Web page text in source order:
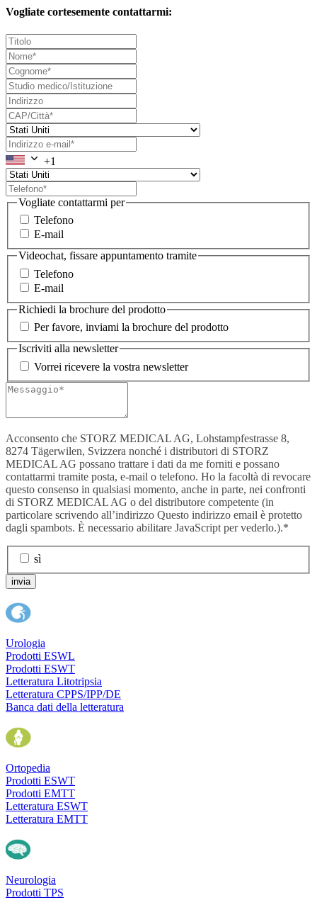
Vogliate cortesemente contattarmi:
+1
Vogliate contattarmi per
Telefono
E-mail
Videochat, fissare appuntamento tramite
Telefono
E-mail
Richiedi la brochure del prodotto
Per favore, inviami la brochure del prodotto
Iscriviti alla newsletter
Vorrei ricevere la vostra newsletter
Acconsento che STORZ MEDICAL AG, Lohstampfestrasse 8,
8274 Tägerwilen, Svizzera nonché i distributori di STORZ
MEDICAL AG possano trattare i dati da me forniti e possano
contattarmi tramite posta, e-mail o telefono. Ho la facoltà di revocare
questo consenso in qualsiasi momento, anche in parte, nei confronti
di STORZ MEDICAL AG o del distributore competente (in
particolare scrivendo all’indirizzo Questo indirizzo email è protetto
dagli spambots. È necessario abilitare JavaScript per vederlo.).*
sì
invia
Urologia
Prodotti ESWL
Prodotti ESWT
Letteratura Litotripsia
Letteratura CPPS/IPP/DE
Banca dati della letteratura
Ortopedia
Prodotti ESWT
Prodotti EMTT
Letteratura ESWT
Letteratura EMTT
Neurologia
Prodotti TPS